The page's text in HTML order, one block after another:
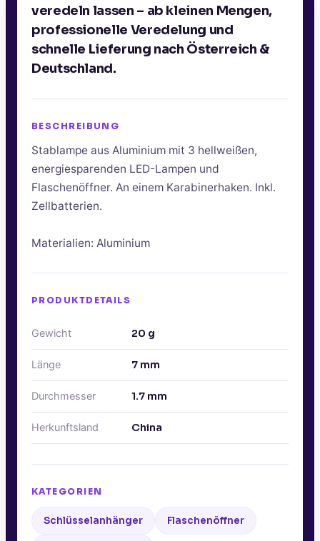
veredeln lassen – ab kleinen Mengen,
professionelle Veredelung und
schnelle Lieferung nach Österreich &
Deutschland.
BESCHREIBUNG
Stablampe aus Aluminium mit 3 hellweißen,
energiesparenden LED-Lampen und
Flaschenöffner. An einem Karabinerhaken. Inkl.
Zellbatterien.
Materialien: Aluminium
PRODUKTDETAILS
Gewicht 20 g
Länge 7 mm
Durchmesser 1.7 mm
Herkunftsland China
KATEGORIEN
Schlüsselanhänger Flaschenöffner